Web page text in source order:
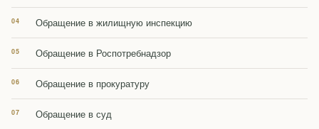
Обращение в жилищную инспекцию
Обращение в Роспотребнадзор
Обращение в прокуратуру
Обращение в суд